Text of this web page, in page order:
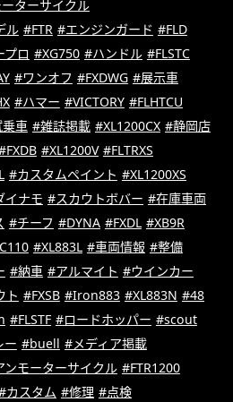
ターサイクル
ル #FTR #エンジンガード #FLD
ロ #XG750 #ハンドル #FLSTC
#ワンオフ #FXDWG #展示車
#ハマー #VICTORY #FLHTCU
車 #雑誌掲載 #XL1200CX #静岡店
#XL1200V #FLTRXS
#カスタムペイント #XL1200XS
イナモ #スカウトボバー #在庫車両
#チーフ #DYNA #FXDL #XB9R
#XL883L #車両情報 #整備
#納車 #アルマイト #ウインカー
ト #FXSB #Iron883 #XL883N #48
#FLSTF #ロードホッパー #scout
ー #buell #メディア掲載
ンモーターサイクル #FTR1200
カスタム #修理 #点検